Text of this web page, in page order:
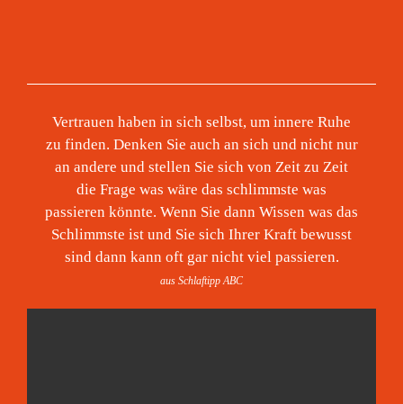
Vertrauen haben in sich selbst, um innere Ruhe
zu finden. Denken Sie auch an sich und nicht nur
an andere und stellen Sie sich von Zeit zu Zeit
die Frage was wäre das schlimmste was
passieren könnte. Wenn Sie dann Wissen was das
Schlimmste ist und Sie sich Ihrer Kraft bewusst
sind dann kann oft gar nicht viel passieren.
aus Schlaftipp ABC